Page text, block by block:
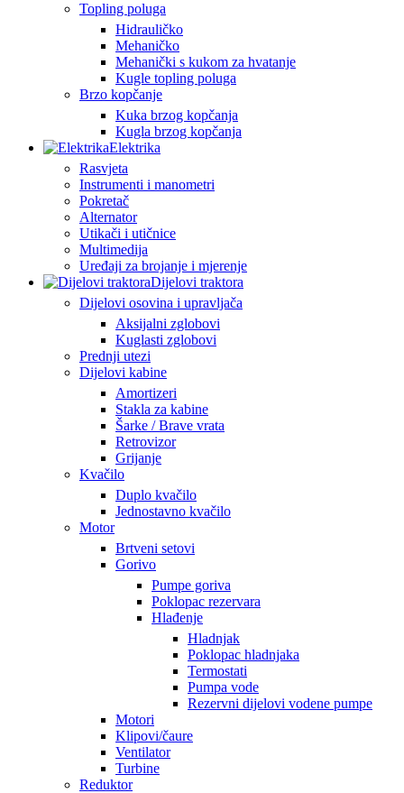
Topling poluga
Hidrauličko
Mehaničko
Mehanički s kukom za hvatanje
Kugle topling poluga
Brzo kopčanje
Kuka brzog kopčanja
Kugla brzog kopčanja
Elektrika
Rasvjeta
Instrumenti i manometri
Pokretač
Alternator
Utikači i utičnice
Multimedija
Uređaji za brojanje i mjerenje
Dijelovi traktora
Dijelovi osovina i upravljača
Aksijalni zglobovi
Kuglasti zglobovi
Prednji utezi
Dijelovi kabine
Amortizeri
Stakla za kabine
Šarke / Brave vrata
Retrovizor
Grijanje
Kvačilo
Duplo kvačilo
Jednostavno kvačilo
Motor
Brtveni setovi
Gorivo
Pumpe goriva
Poklopac rezervara
Hlađenje
Hladnjak
Poklopac hladnjaka
Termostati
Pumpa vode
Rezervni dijelovi vodene pumpe
Motori
Klipovi/čaure
Ventilator
Turbine
Reduktor